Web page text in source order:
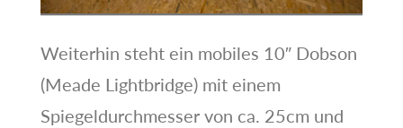
Weiterhin steht ein mobiles 10″ Dobson
(Meade Lightbridge) mit einem
Spiegeldurchmesser von ca. 25cm und